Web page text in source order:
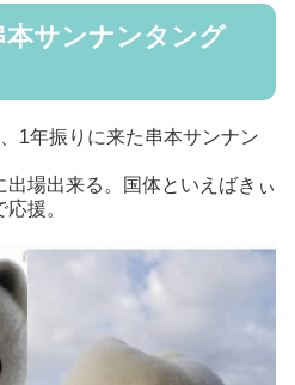
本サンナンタング
1年振りに来た串本サンナン
場出来る。国体といえばきぃ
援。